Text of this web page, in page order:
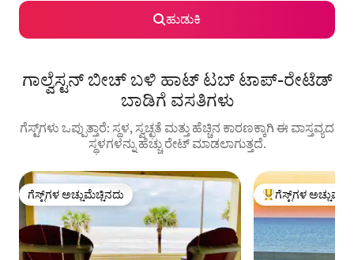
ಹುಡುಕಿ
ಗಾಲ್ವೆಸ್ಟನ್ ಬೀಚ್ ಬಳಿ ಹಾಟ್ ಟಬ್ ಟಾಪ್-ರೇಟೆಡ್
ಬಾಡಿಗೆ ವಸತಿಗಳು
ಗೆಸ್ಟ್‌ಗಳು ಒಪ್ಪುತ್ತಾರೆ: ಸ್ಥಳ, ಸ್ವಚ್ಛತೆ ಮತ್ತು ಹೆಚ್ಚಿನ ಕಾರಣಕ್ಕಾಗಿ ಈ ವಾಸ್ತವ್ಯದ
ಸ್ಥಳಗಳನ್ನು ಹೆಚ್ಚು ರೇಟ್ ಮಾಡಲಾಗುತ್ತದೆ.
ಗೆಸ್ಟ್‌ಗಳ ಅಚ್ಚುಮೆಚ್ಚಿನದು
ಗೆಸ್ಟ್‌ಗಳ ಅಚ್ಚುಮೆಚ್ಚಿನದು ಗೆಸ್ಟ್‌ಗಳಿಗೆ ಅತಿ ಹೆಚ್ಚು
ಗೆಸ್ಟ್‌ಗಳ